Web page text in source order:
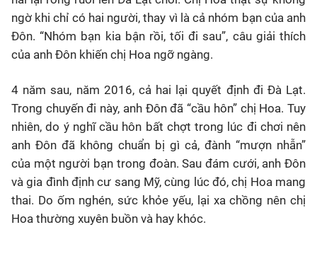
ngờ khi chỉ có hai người, thay vì là cả nhóm bạn của anh
Đôn. “Nhóm bạn kia bận rồi, tối đi sau”, câu giải thích
của anh Đôn khiến chị Hoa ngỡ ngàng.
4 năm sau, năm 2016, cả hai lại quyết định đi Đà Lạt.
Trong chuyến đi này, anh Đôn đã “cầu hôn” chị Hoa. Tuy
nhiên, do ý nghĩ cầu hôn bất chợt trong lúc đi chơi nên
anh Đôn đã không chuẩn bị gì cả, đành “mượn nhẫn”
của một người bạn trong đoàn. Sau đám cưới, anh Đôn
và gia đình định cư sang Mỹ, cùng lúc đó, chị Hoa mang
thai. Do ốm nghén, sức khỏe yếu, lại xa chồng nên chị
Hoa thường xuyên buồn và hay khóc.